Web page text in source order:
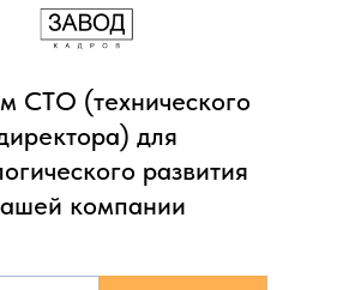
CTO (технического
для
развития
компании